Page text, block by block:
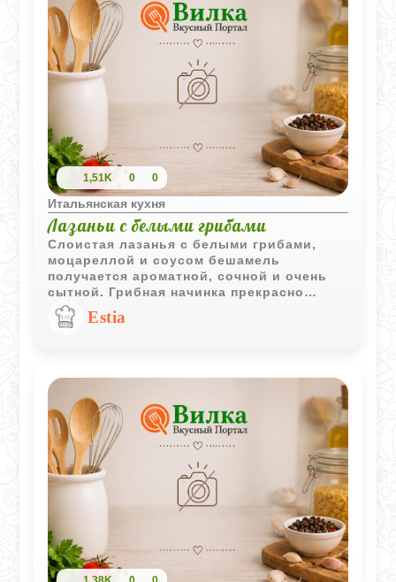
1,51K 0 0
Итальянская кухня
Лазаньи с белыми грибами
Слоистая лазанья с белыми грибами,
моцареллой и соусом бешамель
получается ароматной, сочной и очень
сытной. Грибная начинка прекрасно
сочетается с нежным соусом и
расплавленным сыром, создавая
Estia